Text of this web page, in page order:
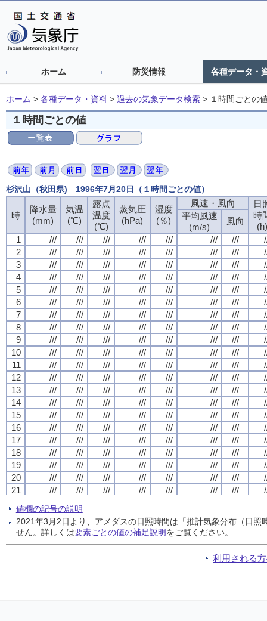
ホーム 防災情報 各種データ・
ホーム > 各種データ・資料 > 過去の気象データ検索 > １時間ごとの
１時間ごとの値
杉沢山（秋田県) 1996年7月20日（１時間ごとの値）
時
降水量
(mm)
気温
(℃)
露点
温度
(℃)
蒸気圧
(hPa)
湿度
(％)
風速・風向
日
時
(h)
平均風速
(m/s)
風向
1
/// /// /// /// /// /// ///
2
/// /// /// /// /// /// ///
3
/// /// /// /// /// /// ///
4
/// /// /// /// /// /// ///
5
/// /// /// /// /// /// ///
6
/// /// /// /// /// /// ///
7
/// /// /// /// /// /// ///
8
/// /// /// /// /// /// ///
9
/// /// /// /// /// /// ///
10
/// /// /// /// /// /// ///
11
/// /// /// /// /// /// ///
12
/// /// /// /// /// /// ///
13
/// /// /// /// /// /// ///
14
/// /// /// /// /// /// ///
15
/// /// /// /// /// /// ///
16
/// /// /// /// /// /// ///
17
/// /// /// /// /// /// ///
18
/// /// /// /// /// /// ///
19
/// /// /// /// /// /// ///
20
/// /// /// /// /// /// ///
21
/// /// /// /// /// /// ///
23
/// /// ///
24
/// /// /// /// /// /// ///
時
降水量
(mm)
気温
(℃)
露点
温度
(℃)
蒸気圧
(hPa)
湿度
(％)
風速・風向
日
時
(h)
平均風速
(m/s)
風向
1
/// /// /// /// /// /// ///
2
/// /// /// /// /// /// ///
3
/// /// /// /// /// /// ///
4
/// /// /// /// /// /// ///
5
/// /// /// /// /// /// ///
6
/// /// /// /// /// /// ///
7
/// /// /// /// /// /// ///
8
/// /// /// /// /// /// ///
9
/// /// /// /// /// /// ///
10
/// /// /// /// /// /// ///
11
/// /// /// /// /// /// ///
12
/// /// /// /// /// /// ///
13
/// /// /// /// /// /// ///
14
/// /// /// /// /// /// ///
15
/// /// /// /// /// /// ///
16
/// /// /// /// /// /// ///
17
/// /// /// /// /// /// ///
18
/// /// /// /// /// /// ///
19
/// /// /// /// /// /// ///
20
/// /// /// /// /// /// ///
21
/// /// /// /// /// /// ///
23
/// /// ///
24
/// /// /// /// /// /// ///
時
降水量
(mm)
気温
(℃)
露点
温度
(℃)
蒸気圧
(hPa)
湿度
(％)
風速・風向
日
時
(h)
平均風速
(m/s)
風向
1
/// /// /// /// /// /// ///
2
/// /// /// /// /// /// ///
3
/// /// /// /// /// /// ///
4
/// /// /// /// /// /// ///
5
/// /// /// /// /// /// ///
6
/// /// /// /// /// /// ///
7
/// /// /// /// /// /// ///
8
/// /// /// /// /// /// ///
9
/// /// /// /// /// /// ///
10
/// /// /// /// /// /// ///
11
/// /// /// /// /// /// ///
12
/// /// /// /// /// /// ///
13
/// /// /// /// /// /// ///
14
/// /// /// /// /// /// ///
15
/// /// /// /// /// /// ///
16
/// /// /// /// /// /// ///
17
/// /// /// /// /// /// ///
18
/// /// /// /// /// /// ///
19
/// /// /// /// /// /// ///
20
/// /// /// /// /// /// ///
21
/// /// /// /// /// /// ///
23
/// /// ///
24
/// /// /// /// /// /// ///
時
降水量
(mm)
気温
(℃)
露点
温度
(℃)
蒸気圧
(hPa)
湿度
(％)
風速・風向
日
時
(h)
平均風速
(m/s)
風向
1
/// /// /// /// /// /// ///
2
/// /// /// /// /// /// ///
3
/// /// /// /// /// /// ///
4
/// /// /// /// /// /// ///
5
/// /// /// /// /// /// ///
6
/// /// /// /// /// /// ///
7
/// /// /// /// /// /// ///
8
/// /// /// /// /// /// ///
9
/// /// /// /// /// /// ///
10
/// /// /// /// /// /// ///
11
/// /// /// /// /// /// ///
12
/// /// /// /// /// /// ///
13
/// /// /// /// /// /// ///
14
/// /// /// /// /// /// ///
15
/// /// /// /// /// /// ///
16
/// /// /// /// /// /// ///
17
/// /// /// /// /// /// ///
18
/// /// /// /// /// /// ///
19
/// /// /// /// /// /// ///
20
/// /// /// /// /// /// ///
21
/// /// /// /// /// /// ///
23
/// /// ///
24
/// /// /// /// /// /// ///
値欄の記号の説明
2021年3月2日より、アメダスの日照時間は「推計気象分布（日
せん。詳しくは要素ごとの値の補足説明をご覧ください。
利用される